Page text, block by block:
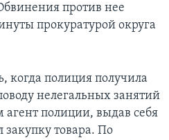
против нее
прокуратурой округа
когда полиция получила
нелегальных занятий
агент полиции, выдав себя
закупку товара. По